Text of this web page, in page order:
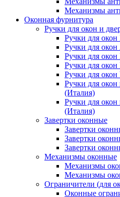
Механизмы
Оконная фурнитура
Ручки для окон и
Ручки для
Ручки для
Ручки для
Ручки для окон
Ручки для окон
Ручки для
(Италия)
Ручки для
(Италия)
Завертки оконные
Завертки
Завертки
Завертки
Механизмы оконные
Механизмы
Механизмы
Ограничители (для
Оконные